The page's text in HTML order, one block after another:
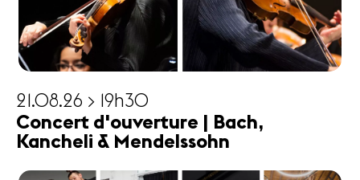
21.08.26 > 19h30
Concert d'ouverture | Bach,
Kancheli & Mendelssohn